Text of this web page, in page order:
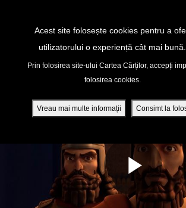
Acest site folosește cookies pentru a
utilizatorului o experiență cât mai bună.
Prin folosirea site-ului Cartea Cărților, accepți
folosirea cookies.
Vreau mai multe informații Consimt la
DVD - Sezoane 1-4